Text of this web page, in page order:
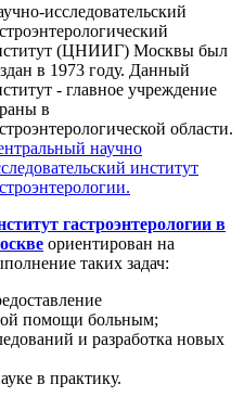
исследовательский
(ЦНИИГ) Москвы был
в 1973 году. Данный
- главное учреждение
в
области.
научно
институт
гастроэнтерологии в
ориентирован на
таких задач:
помощи больным;
и разработка новых
в практику.